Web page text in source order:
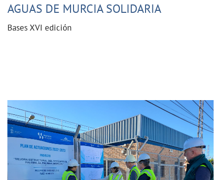
AGUAS DE MURCIA SOLIDARIA
Bases XVI edición